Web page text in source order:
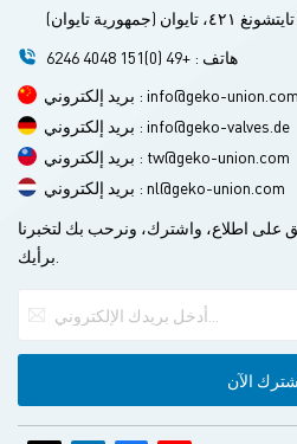
تايوان (جمهورية تايوان)
هاتف : +49 (0)151 4048 6246
بريد إلكتروني : info@geko-union.com
بريد إلكتروني : info@geko-valves.de
بريد إلكتروني : tw@geko-union.com
بريد إلكتروني : nl@geko-union.com
على اطلاع، واشترك، ونرحب بك لتخبرنا